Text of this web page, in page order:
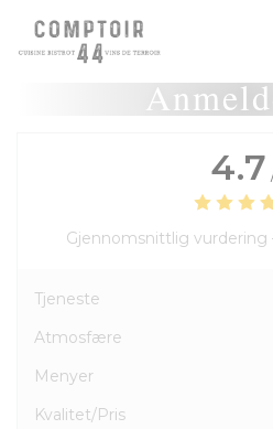
Panel for informasjonskapsler
4.7
Gjennomsnittlig
Tjeneste
Atmosfære
Menyer
Kvalitet/Pris